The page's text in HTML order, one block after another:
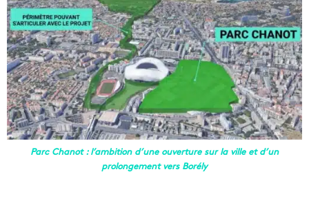
Parc Chanot : l’ambition d’une ouverture sur la ville et d’un
prolongement vers Borély